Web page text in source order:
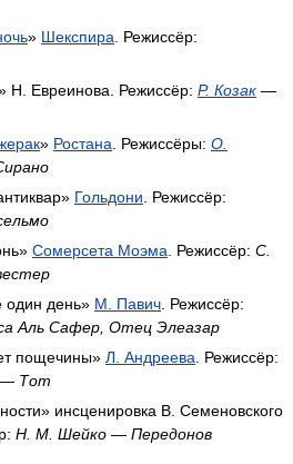
» Шекспира. Режиссёр:
Н. Евреинова. Режиссёр: Р. Козак —
» Ростана. Режиссёры: О.
Гольдони. Режиссёр:
Сомерсета Моэма. Режиссёр: С.
день» М. Павич. Режиссёр:
Аль Сафер, Отец Элеазар
пощечины» Л. Андреева. Режиссёр:
— Тот
инсценировка В. Семеновского
Н. М. Шейко — Передонов